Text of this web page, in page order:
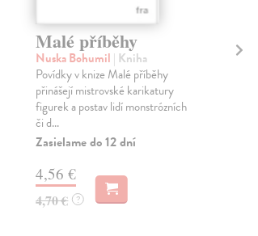
Malé příběhy
Nuska Bohumil | Kniha
Povídky v knize Malé příběhy
přinášejí mistrovské karikatury
figurek a postav lidí monstrózních
či d...
Zasielame do 12 dní
4,56 €
4,70 € ?